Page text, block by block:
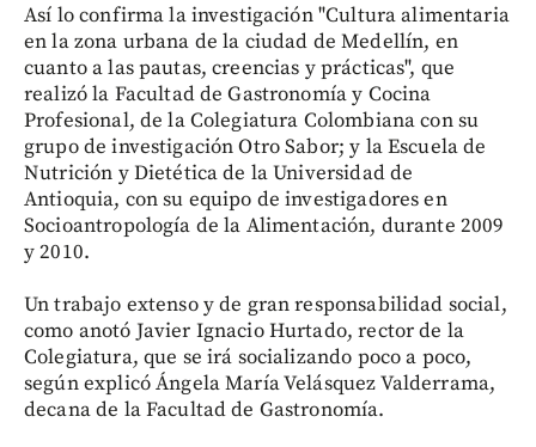
Así lo confirma la investigación "Cultura alimentaria
en la zona urbana de la ciudad de Medellín, en
cuanto a las pautas, creencias y prácticas", que
realizó la Facultad de Gastronomía y Cocina
Profesional, de la Colegiatura Colombiana con su
grupo de investigación Otro Sabor; y la Escuela de
Nutrición y Dietética de la Universidad de
Antioquia, con su equipo de investigadores en
Socioantropología de la Alimentación, durante 2009
y 2010.
Un trabajo extenso y de gran responsabilidad social,
como anotó Javier Ignacio Hurtado, rector de la
Colegiatura, que se irá socializando poco a poco,
según explicó Ángela María Velásquez Valderrama,
decana de la Facultad de Gastronomía.